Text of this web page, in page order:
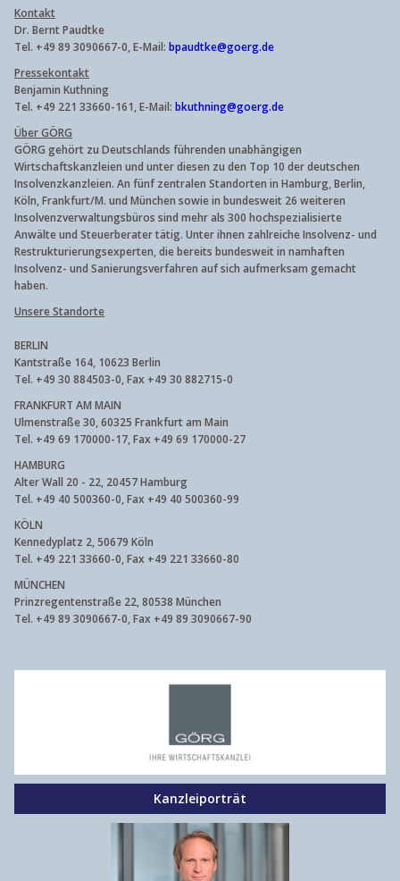
Kontakt
Dr. Bernt Paudtke
Tel. +49 89 3090667-0, E-Mail: bpaudtke@goerg.de
Pressekontakt
Benjamin Kuthning
Tel. +49 221 33660-161, E-Mail: bkuthning@goerg.de
Über GÖRG
GÖRG gehört zu Deutschlands führenden unabhängigen
Wirtschaftskanzleien und unter diesen zu den Top 10 der deutschen
Insolvenzkanzleien. An fünf zentralen Standorten in Hamburg, Berlin,
Köln, Frankfurt/M. und München sowie in bundesweit 26 weiteren
Insolvenzverwaltungsbüros sind mehr als 300 hochspezialisierte
Anwälte und Steuerberater tätig. Unter ihnen zahlreiche Insolvenz- und
Restrukturierungsexperten, die bereits bundesweit in namhaften
Insolvenz- und Sanierungsverfahren auf sich aufmerksam gemacht
haben.
Unsere Standorte
BERLIN
Kantstraße 164, 10623 Berlin
Tel. +49 30 884503-0, Fax +49 30 882715-0
FRANKFURT AM MAIN
Ulmenstraße 30, 60325 Frankfurt am Main
Tel. +49 69 170000-17, Fax +49 69 170000-27
HAMBURG
Alter Wall 20 - 22, 20457 Hamburg
Tel. +49 40 500360-0, Fax +49 40 500360-99
KÖLN
Kennedyplatz 2, 50679 Köln
Tel. +49 221 33660-0, Fax +49 221 33660-80
MÜNCHEN
Prinzregentenstraße 22, 80538 München
Tel. +49 89 3090667-0, Fax +49 89 3090667-90
Kanzleiporträt